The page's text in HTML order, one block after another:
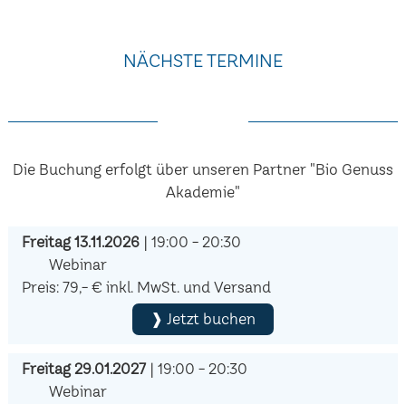
NÄCHSTE TERMINE
Die Buchung erfolgt über unseren Partner "Bio Genuss
Akademie"
Freitag 13.11.2026| 19:00 - 20:30
Webinar
Preis: 79,- € inkl. MwSt. und Versand
❱ Jetzt buchen
Freitag 29.01.2027| 19:00 - 20:30
Webinar